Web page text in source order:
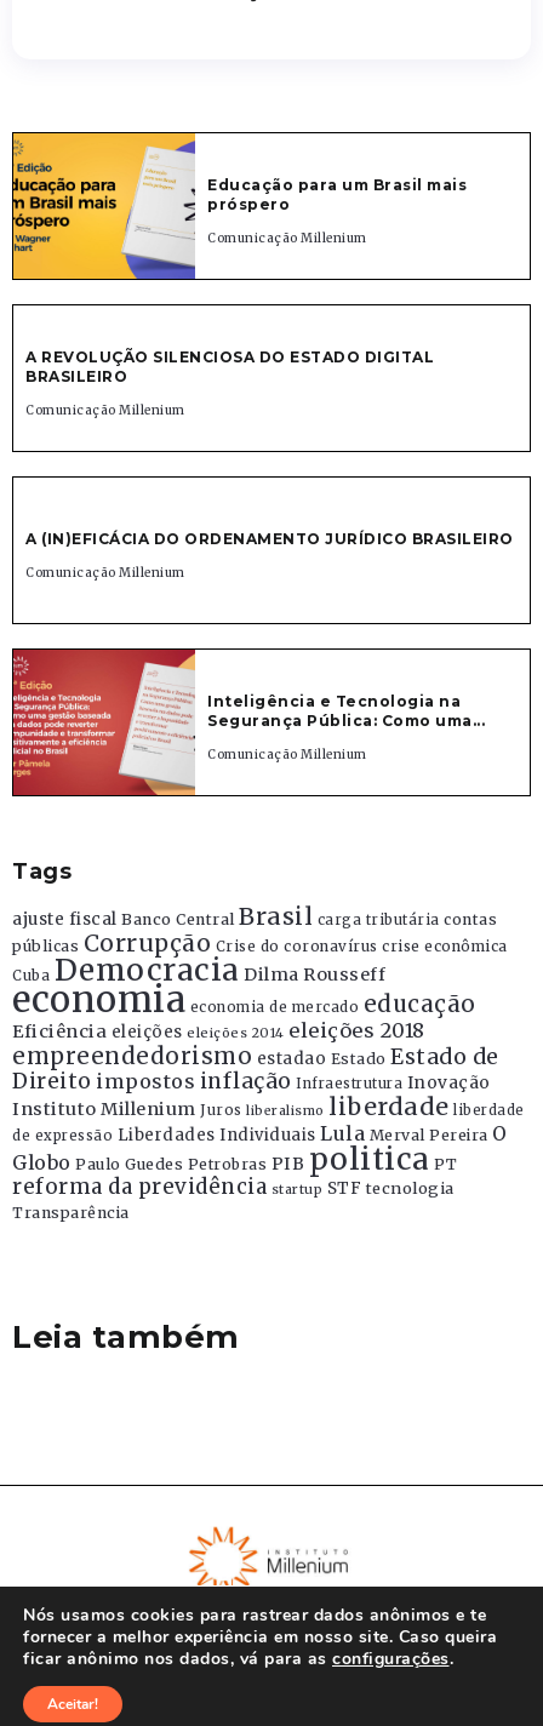
Educação para um Brasil mais
próspero
Comunicação Millenium
A REVOLUÇÃO SILENCIOSA DO ESTADO DIGITAL
BRASILEIRO
Comunicação Millenium
A (IN)EFICÁCIA DO ORDENAMENTO JURÍDICO BRASILEIRO
Comunicação Millenium
Inteligência e Tecnologia na
Segurança Pública: Como uma...
Comunicação Millenium
Tags
ajuste fiscal Banco Central Brasil carga tributária contas
públicas Corrupção Crise do coronavírus crise econômica
Cuba Democracia Dilma Rousseff
economia economia de mercado educação
Eficiência eleições eleições 2014 eleições 2018
empreendedorismo estadao Estado Estado de
Direito impostos inflação Infraestrutura Inovação
Instituto Millenium Juros liberalismo liberdade liberdade
de expressão Liberdades Individuais Lula Merval Pereira O
Globo Paulo Guedes Petrobras PIB politica PT
reforma da previdência startup STF tecnologia
Transparência
Leia também
Nós usamos cookies para rastrear dados anônimos e te
fornecer a melhor experiência em nosso site. Caso queira
ficar anônimo nos dados, vá para as configurações.
Aceitar!